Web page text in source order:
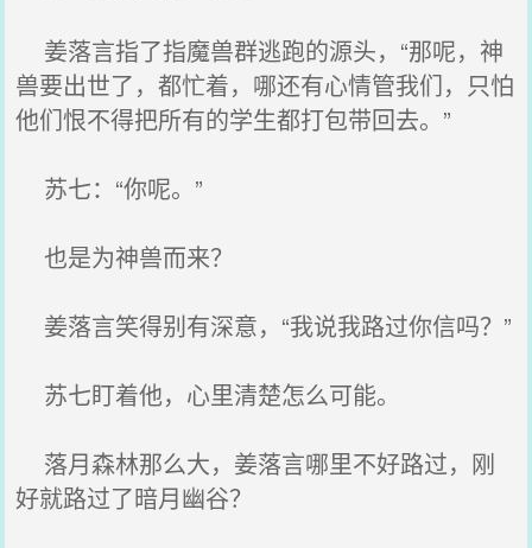
姜落言指了指魔兽群逃跑的源头，“那呢，神
兽要出世了，都忙着，哪还有心情管我们，只怕
他们恨不得把所有的学生都打包带回去。”
苏七：“你呢。”
也是为神兽而来？
姜落言笑得别有深意，“我说我路过你信吗？”
苏七盯着他，心里清楚怎么可能。
落月森林那么大，姜落言哪里不好路过，刚
好就路过了暗月幽谷？